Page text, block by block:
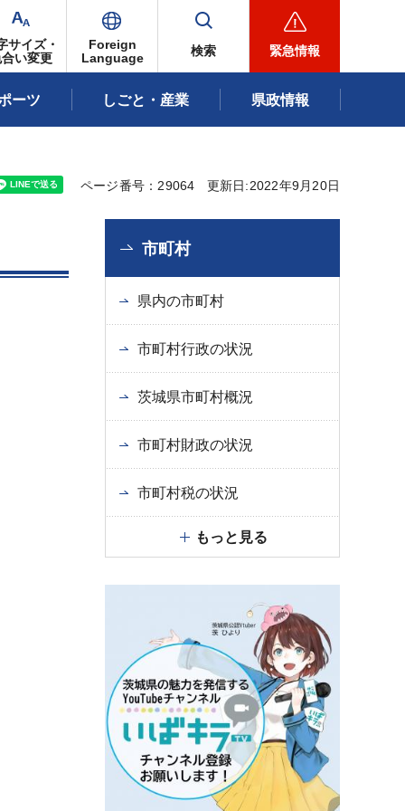
サイズ・
い変更
Foreign
Language
検索 緊急情報
ーツ しごと・産業 県政情報
ページ番号：29064 更新日:2022年9月20日
市町村
県内の市町村
市町村行政の状況
茨城県市町村概況
市町村財政の状況
市町村税の状況
もっと見る